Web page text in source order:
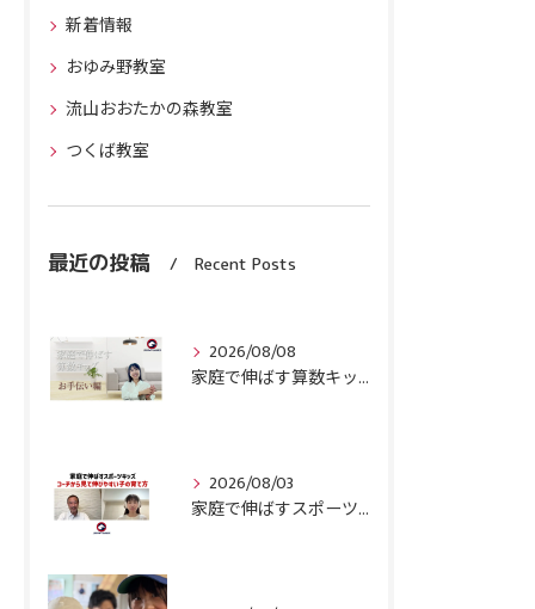
新着情報
おゆみ野教室
流山おおたかの森教室
つくば教室
最近の投稿 Recent Posts
2026/08/08
家庭で伸ばす算数キッズ８月号配信しました！
2026/08/03
家庭で伸ばすスポーツキッズ『コーチから見て伸びやすい子』の育て方